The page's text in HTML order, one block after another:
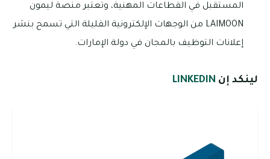
المستقبل في القطاعات المهنية، وتعتبر منصة ليمون
LAIMOON من الوجهات الإلكترونية القليلة التي تسمح بنشر
إعلانات التوظيف بالمجان في دولة الإمارات.
لينكد إن LINKEDIN